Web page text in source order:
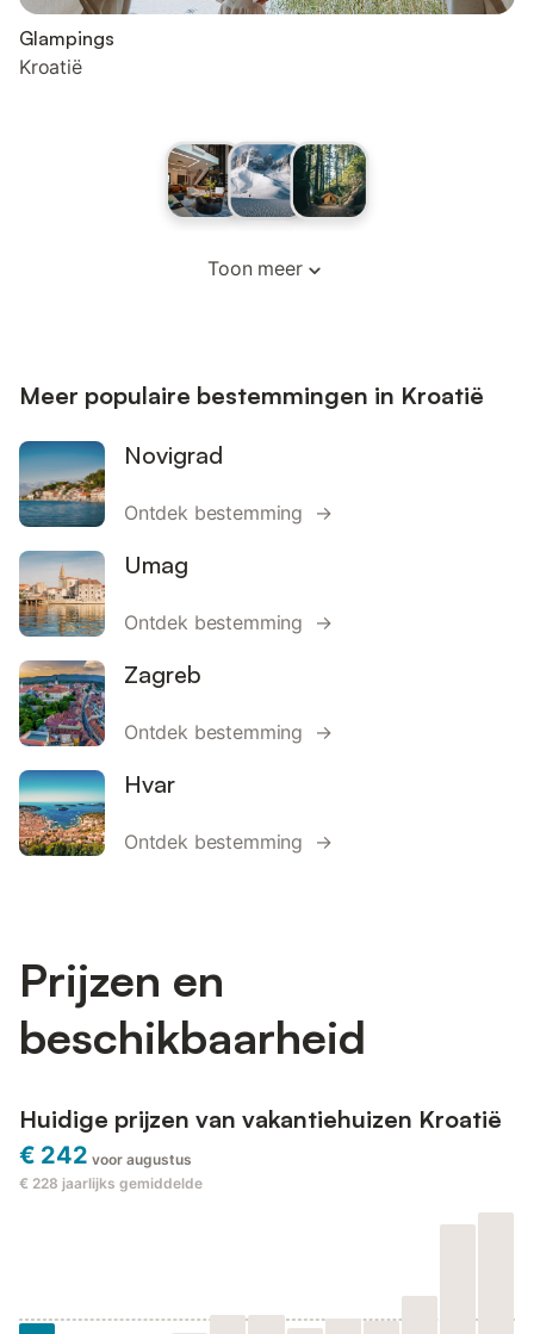
Glampings
Kroatië
Toon meer
Meer populaire bestemmingen in Kroatië
Novigrad
Ontdek bestemming →
Umag
Ontdek bestemming →
Zagreb
Ontdek bestemming →
Hvar
Ontdek bestemming →
Prijzen en
beschikbaarheid
Huidige prijzen van vakantiehuizen Kroatië
€ 242 voor augustus
€ 228 jaarlijks gemiddelde